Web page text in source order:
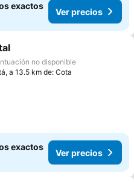
exactos
Ver precios
a favoritos
no disponible
a 13.5 km de: Cota
exactos
Ver precios